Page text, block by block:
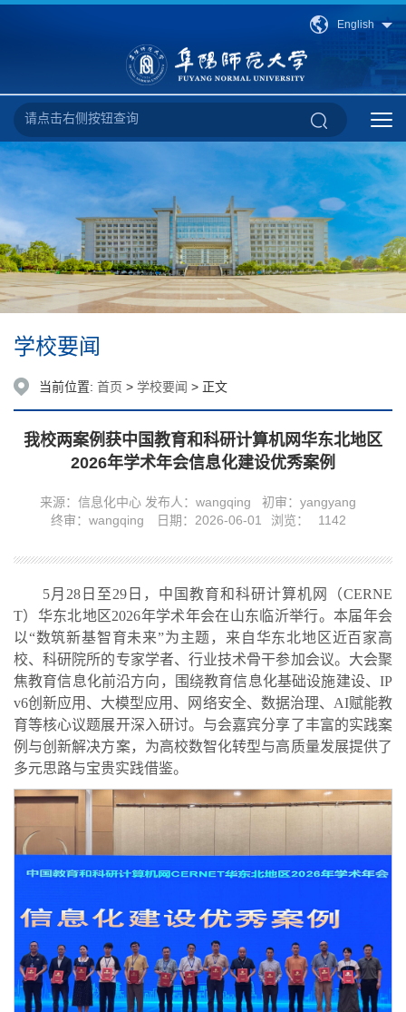
English
学校要闻
当前位置: 首页 > 学校要闻 > 正文
我校两案例获中国教育和科研计算机网华东北地区
2026年学术年会信息化建设优秀案例
来源：信息化中心 发布人：wangqing
初审：yangyang
终审：wangqing
日期：2026-06-01 浏览： 1142
5月28日至29日，中国教育和科研计算机网（CERNE
T）华东北地区2026年学术年会在山东临沂举行。本届年会
以“数筑新基智育未来”为主题，来自华东北地区近百家高
校、科研院所的专家学者、行业技术骨干参加会议。大会聚
焦教育信息化前沿方向，围绕教育信息化基础设施建设、IP
v6创新应用、大模型应用、网络安全、数据治理、AI赋能教
育等核心议题展开深入研讨。与会嘉宾分享了丰富的实践案
例与创新解决方案，为高校数智化转型与高质量发展提供了
多元思路与宝贵实践借鉴。